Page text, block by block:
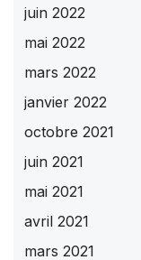
juin 2022
mai 2022
mars 2022
janvier 2022
octobre 2021
juin 2021
mai 2021
avril 2021
mars 2021